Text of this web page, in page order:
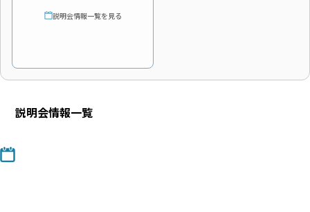
説明会情報一覧を見る
説明会情報一覧